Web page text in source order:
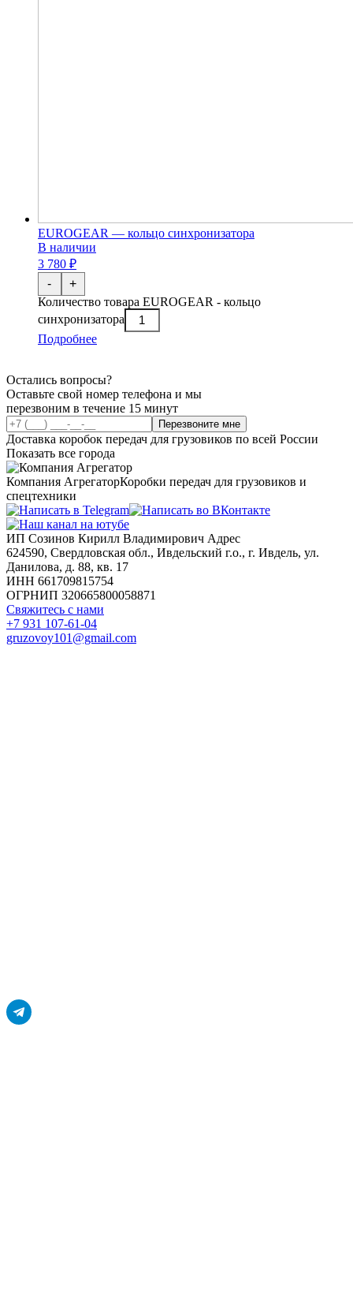
EUROGEAR — кольцо синхронизатора
В наличии
3 780 ₽
-
Количество товара EUROGEAR - кольцо
синхронизатора
+
Подробнее
Остались вопросы?
Оставьте свой номер телефона и мы
перезвоним в течение 15 минут
Перезвоните мне
Доставка коробок передач для грузовиков по всей России
Показать все города
Компания АгрегаторКоробки передач для грузовиков и
спецтехники
ИП Созинов Кирилл Владимирович Адрес
624590, Свердловская обл., Ивдельский г.о., г. Ивдель, ул.
Данилова, д. 88, кв. 17
ИНН 661709815754
ОГРНИП 320665800058871
Свяжитесь с нами
+7 931 107-61-04
gruzovoy101@gmail.com